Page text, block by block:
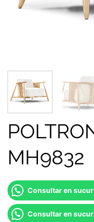
MH9832
Consultar en
Consultar en